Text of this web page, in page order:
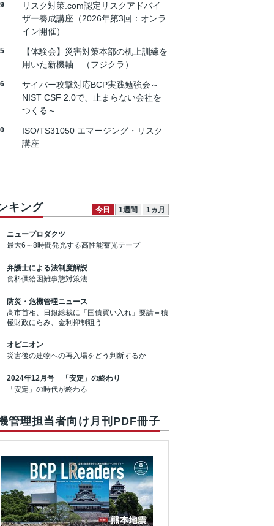
リスク対策.com認定リスクアドバイ
ザー養成講座（2026年第3回：オンラ
イン開催）
【体験会】災害対策本部の机上訓練を
用いた新機軸 （フジクラ）
サイバー攻撃対応BCP実践勉強会～
NIST CSF 2.0で、止まらない会社を
つくる～
ISO/TS31050 エマージング・リスク
講座
キング 今日 1週間 1ヵ月
ニュープロダクツ
最大6～8時間発光する高性能蓄光テープ
弁護士による法制度解説
食料供給困難事態対策法
防災・危機管理ニュース
高市首相、日銀総裁に「国債買い入れ」要請＝積
極財政にらみ、金利抑制狙う
オピニオン
災害後の建物への再入場をどう判断するか
2024年12月号 「安定」の終わり
「安定」の時代が終わる
管理担当者向け月刊PDF冊子